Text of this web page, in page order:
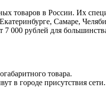
в России. Их
Самаре,
рублей для
товара.
в городе присутствия сети.